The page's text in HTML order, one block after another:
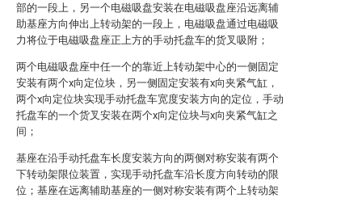
部的一段上，另一个电磁吸盘安装在电磁吸盘座沿远离辅
助基座方向伸出上转动架的一段上，电磁吸盘通过电磁吸
力将位于电磁吸盘座正上方的手动托盘车的货叉吸附；
两个电磁吸盘座中任一个的靠近上转动架中心的一侧固定
安装有两个x向定位块，另一侧固定安装有x向夹紧气缸，
两个x向定位块实现手动托盘车宽度安装方向的定位，手动
托盘车的一个货叉安装在两个x向定位块与x向夹紧气缸之
间；
基座在沿手动托盘车长度安装方向的两侧对称安装有两个
下转动架限位装置，实现手动托盘车沿长度方向转动的限
位；基座在远离辅助基座的一侧对称安装有两个上转动架